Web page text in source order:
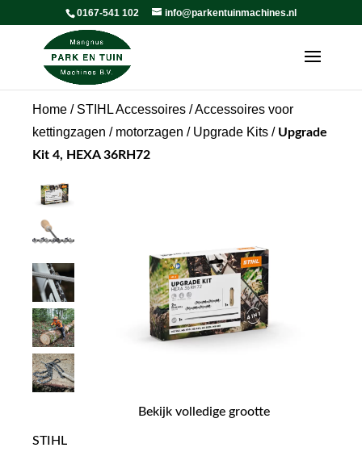
0167-541 102 info@parkentuinmachines.nl
Home / STIHL Accessoires /Accessoires voor
kettingzagen / motorzagen / Upgrade Kits / Upgrade
Kit 4, HEXA 36RH72
Bekijk volledige grootte
STIHL